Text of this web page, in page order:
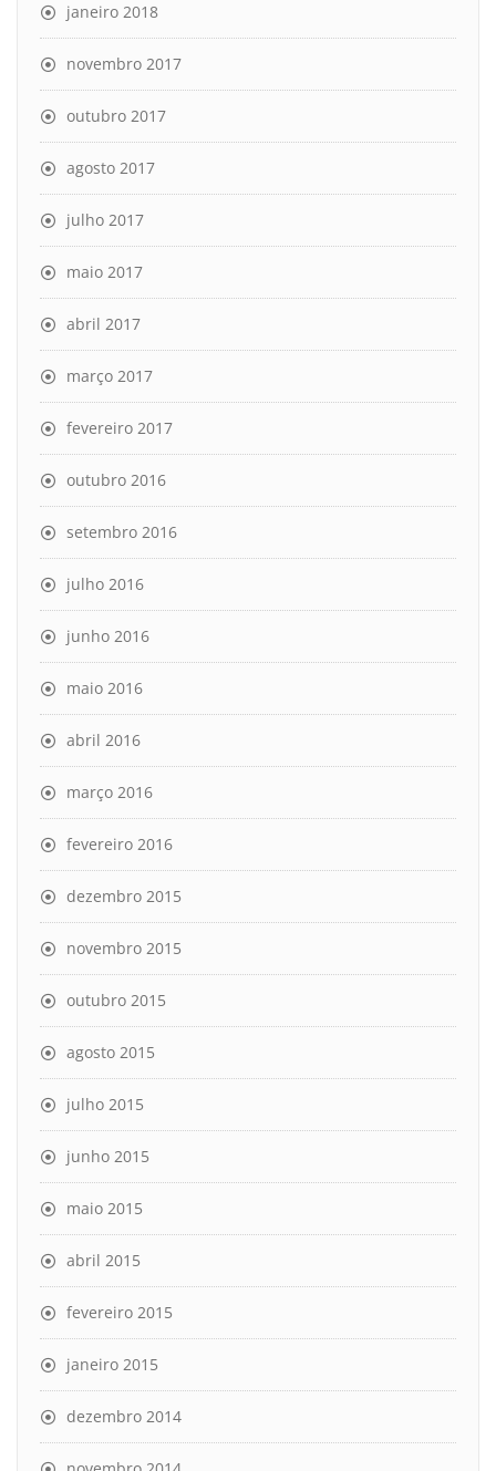
janeiro 2018
novembro 2017
outubro 2017
agosto 2017
julho 2017
maio 2017
abril 2017
março 2017
fevereiro 2017
outubro 2016
setembro 2016
julho 2016
junho 2016
maio 2016
abril 2016
março 2016
fevereiro 2016
dezembro 2015
novembro 2015
outubro 2015
agosto 2015
julho 2015
junho 2015
maio 2015
abril 2015
fevereiro 2015
janeiro 2015
dezembro 2014